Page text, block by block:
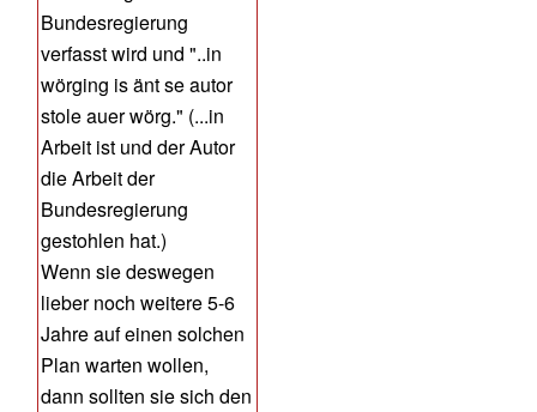
Bundesregierung
verfasst wird und "..in
wörging is änt se autor
stole auer wörg." (...in
Arbeit ist und der Autor
die Arbeit der
Bundesregierung
gestohlen hat.)
Wenn sie deswegen
lieber noch weitere 5-6
Jahre auf einen solchen
Plan warten wollen,
dann sollten sie sich den